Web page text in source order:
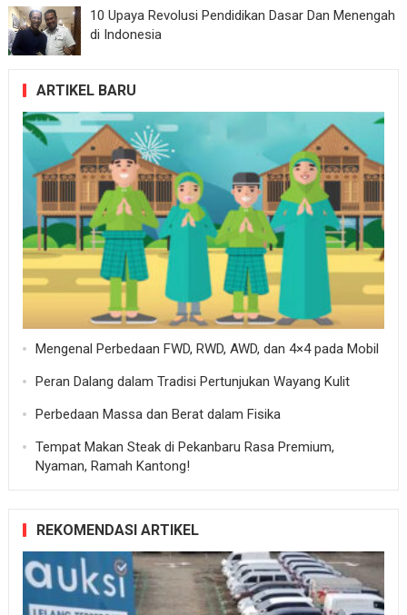
10 Upaya Revolusi Pendidikan Dasar Dan Menengah
di Indonesia
ARTIKEL BARU
Mengenal Perbedaan FWD, RWD, AWD, dan 4×4 pada Mobil
Peran Dalang dalam Tradisi Pertunjukan Wayang Kulit
Perbedaan Massa dan Berat dalam Fisika
Tempat Makan Steak di Pekanbaru Rasa Premium,
Nyaman, Ramah Kantong!
REKOMENDASI ARTIKEL